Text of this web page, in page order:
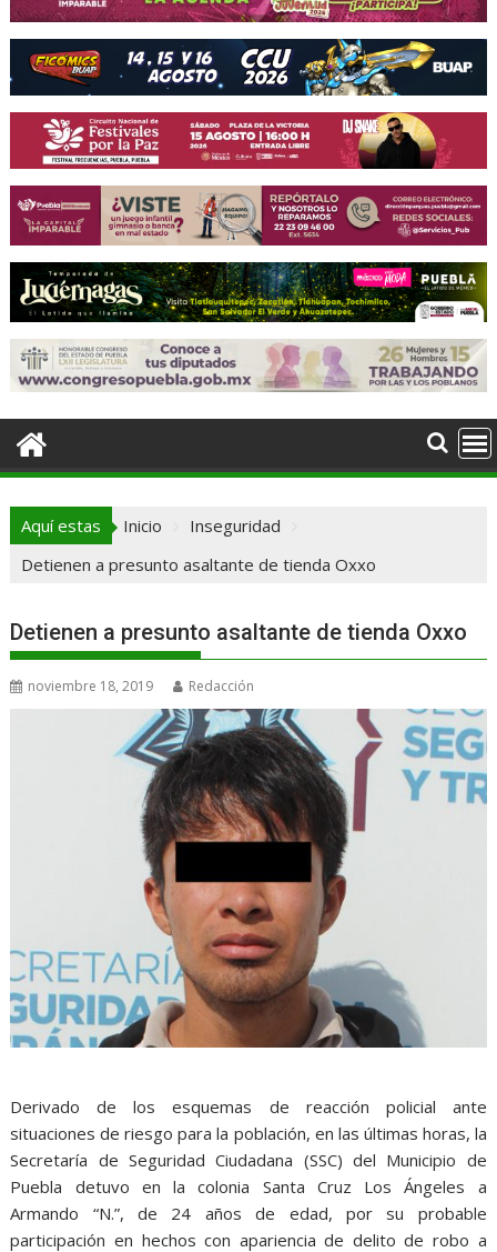
Aquí estas Inicio
Inseguridad
Detienen a presunto asaltante de tienda Oxxo
Detienen a presunto asaltante de tienda Oxxo
noviembre 18, 2019 Redacción
Derivado de los esquemas de reacción policial ante
situaciones de riesgo para la población, en las últimas horas, la
Secretaría de Seguridad Ciudadana (SSC) del Municipio de
Puebla detuvo en la colonia Santa Cruz Los Ángeles a
Armando “N.”, de 24 años de edad, por su probable
participación en hechos con apariencia de delito de robo a